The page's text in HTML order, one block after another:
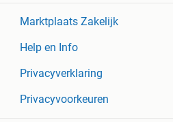
Marktplaats Zakelijk
Help en Info
Privacyverklaring
Privacyvoorkeuren